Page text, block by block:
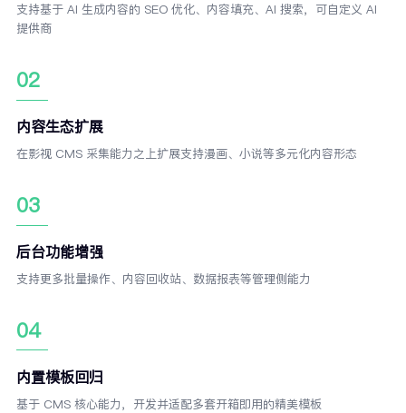
支持基于 AI 生成内容的 SEO 优化、内容填充、AI 搜索，可自定义 AI
提供商
02
内容生态扩展
在影视 CMS 采集能力之上扩展支持漫画、小说等多元化内容形态
03
后台功能增强
支持更多批量操作、内容回收站、数据报表等管理侧能力
04
内置模板回归
基于 CMS 核心能力，开发并适配多套开箱即用的精美模板